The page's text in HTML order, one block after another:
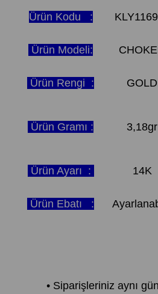
Ürün Kodu :
Ürün Modeli:
Ürün Rengi : GOLD
Ürün Gramı : 3,18gr
Ürün Ayarı : 14K
Ürün Ebatı :
• Siparişleriniz aynı